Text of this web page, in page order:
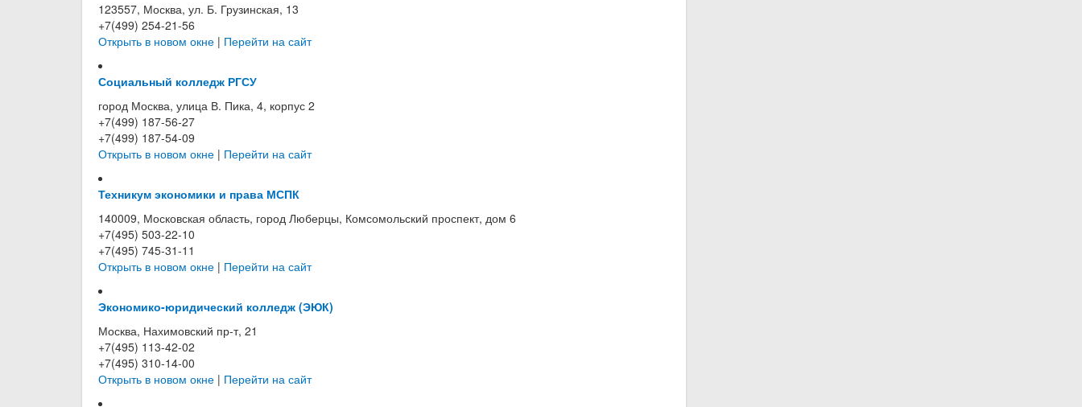
123557, Москва, ул. Б. Грузинская, 13
+7(499) 254-21-56
Открыть в новом окне | Перейти на сайт
Социальный колледж РГСУ
город Москва, улица В. Пика, 4, корпус 2
+7(499) 187-56-27
+7(499) 187-54-09
Открыть в новом окне | Перейти на сайт
Техникум экономики и права МСПК
140009, Московская область, город Люберцы, Комсомольский проспект, дом 6
+7(495) 503-22-10
+7(495) 745-31-11
Открыть в новом окне | Перейти на сайт
Экономико-юридический колледж (ЭЮК)
Москва, Нахимовский пр-т, 21
+7(495) 113-42-02
+7(495) 310-14-00
Открыть в новом окне | Перейти на сайт